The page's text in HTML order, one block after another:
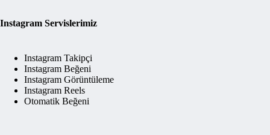
Instagram Servislerimiz
Instagram Takipçi
Instagram Beğeni
Instagram Görüntüleme
Instagram Reels
Otomatik Beğeni